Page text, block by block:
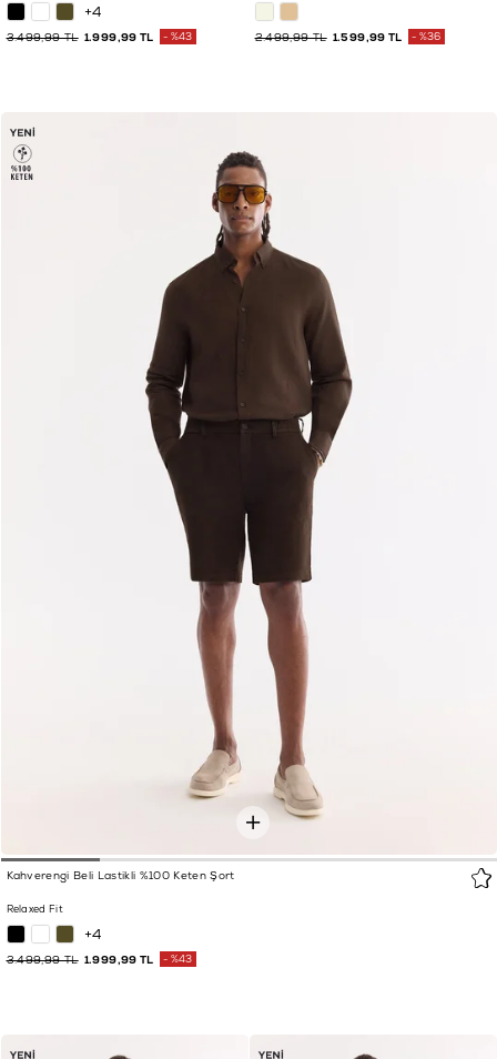
+4
1.999,99 TL
3.499,99 TL %43 1.599,99 TL
2.499,99 TL %36
Kahverengi Beli Lastikli %100 Keten Şort
Relaxed Fit
+4
1.999,99 TL
3.499,99 TL %43